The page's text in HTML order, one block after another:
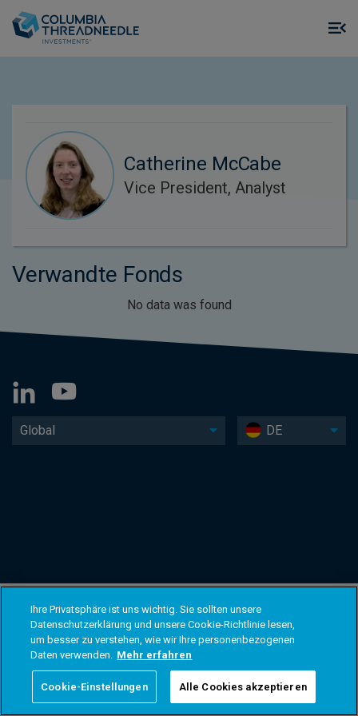
Catherine McCabe
Vice President, Analyst
Verwandte Fonds
No data was found
Global DE
Ihre Privatsphäre ist uns wichtig. Sie sollten unsere
Datenschutzerklärung und unsere Cookie-Richtlinie lesen,
um besser zu verstehen, wie wir Ihre personenbezogenen
Daten verwenden. Mehr erfahren
Cookie-Einstellungen Alle Cookies akzeptieren